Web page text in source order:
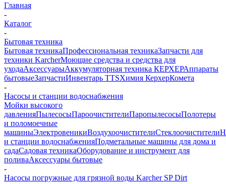
Главная
-
Каталог
-
Бытовая техника
Бытовая техникаПрофессиональная техникаЗапчасти для
техники KarcherМоющие средства и средства для
уходаАксессуарыАккумуляторная техника КЕРХЕРАппараты
бытовыеЗапчастиИнвентарь TTSХимия КерхерКомета
-
Насосы и станции водоснабжения
Мойки высокого
давленияПылесосыПароочистителиПаропылесосыПолотеры
и поломоечные
машиныЭлектровеникиВоздухоочистителиСтеклоочистители
и станции водоснабженияПодметальные машины для дома и
садаСадовая техникаОборудование и инструмент для
поливаАксессуары бытовые
-
Насосы погружные для грязной воды Karcher SP Dirt